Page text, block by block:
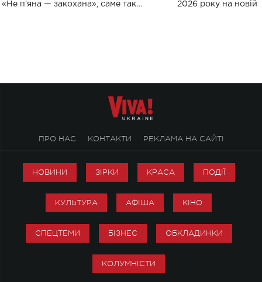
«Не пʼяна — закохана», саме так
2026 року на новій
ПРО НАС КОНТАКТИ РЕКЛАМА НА САЙТІ
НОВИНИ ЗІРКИ КРАСА ПОДІЇ
КУЛЬТУРА АФІША КІНО
СПЕЦТЕМИ БІЗНЕС ОБКЛАДИНКИ
КОЛУМНІСТИ